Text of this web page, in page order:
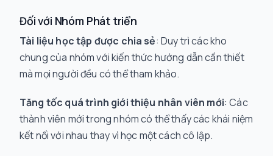
Đối với Nhóm Phát triển
Tài liệu học tập được chia sẻ: Duy trì các kho
chung của nhóm với kiến thức hướng dẫn cần thiết
mà mọi người đều có thể tham khảo.
Tăng tốc quá trình giới thiệu nhân viên mới: Các
thành viên mới trong nhóm có thể thấy các khái niệm
kết nối với nhau thay vì học một cách cô lập.